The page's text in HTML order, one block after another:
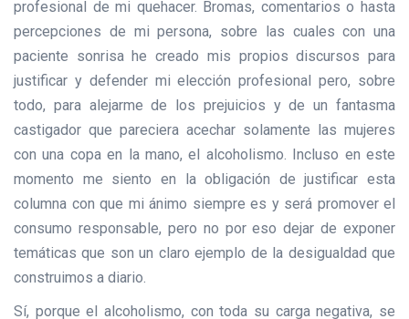
profesional de mi quehacer. Bromas, comentarios o hasta
percepciones de mi persona, sobre las cuales con una
paciente sonrisa he creado mis propios discursos para
justificar y defender mi elección profesional pero, sobre
todo, para alejarme de los prejuicios y de un fantasma
castigador que pareciera acechar solamente las mujeres
con una copa en la mano, el alcoholismo. Incluso en este
momento me siento en la obligación de justificar esta
columna con que mi ánimo siempre es y será promover el
consumo responsable, pero no por eso dejar de exponer
temáticas que son un claro ejemplo de la desigualdad que
construimos a diario.
Sí, porque el alcoholismo, con toda su carga negativa, se